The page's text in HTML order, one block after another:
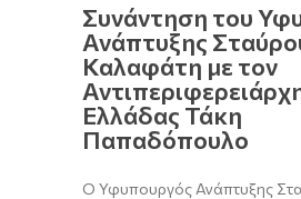
Συνάντηση του
Ανάπτυξης
Καλαφάτη με τον
Ελλάδας Τάκη
Παπαδόπουλο
O Υφυπουργός Ανάπτυξης